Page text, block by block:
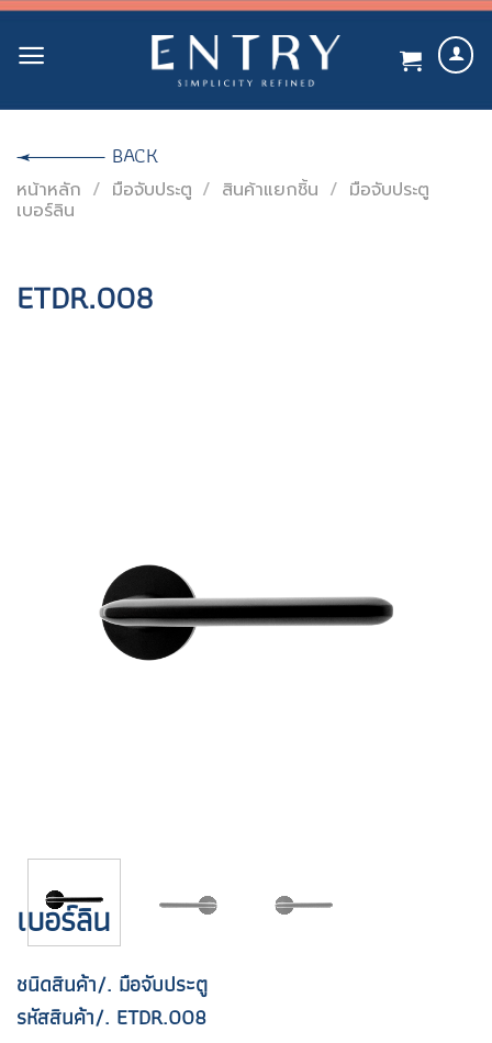
Skip
content
BACK
หน้าหลัก / มือจับประตู / สินค้าแยกชิ้น / มือจับประตู
เบอร์ลิน
ETDR.008
เบอร์ลิน
ชนิดสินค้า/. มือจับประตู
รหัสสินค้า/. ETDR.008